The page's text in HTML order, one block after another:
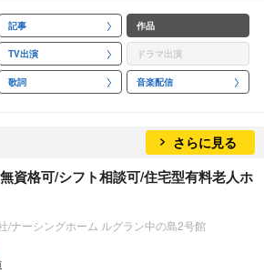
記事 作品
TV出演 ドラマ出演
歌詞 音楽配信
さらに見る
資格可/シフト相談可/住宅型有料老人ホ
/ナーシングホーム ルグラン中の島2号館